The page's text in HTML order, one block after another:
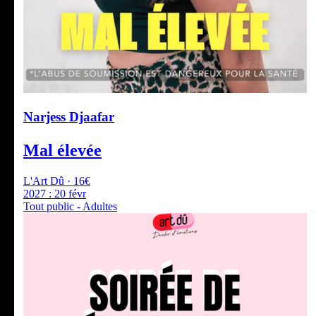
Narjess Djaafar
Mal élevée
L'Art Dû · 16€
2027 : 20 févr
Tout public - Adultes